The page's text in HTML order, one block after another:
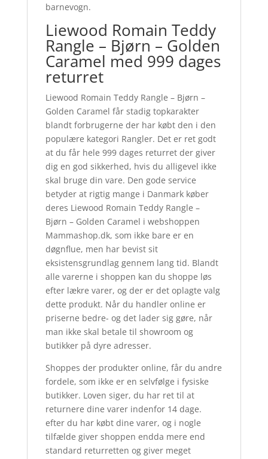
barnevogn.
Liewood Romain Teddy
Rangle – Bjørn – Golden
Caramel med 999 dages
returret
Liewood Romain Teddy Rangle – Bjørn –
Golden Caramel får stadig topkarakter
blandt forbrugerne der har købt den i den
populære kategori Rangler. Det er ret godt
at du får hele 999 dages returret der giver
dig en god sikkerhed, hvis du alligevel ikke
skal bruge din vare. Den gode service
betyder at rigtig mange i Danmark køber
deres Liewood Romain Teddy Rangle –
Bjørn – Golden Caramel i webshoppen
Mammashop.dk, som ikke bare er en
døgnflue, men har bevist sit
eksistensgrundlag gennem lang tid. Blandt
alle varerne i shoppen kan du shoppe løs
efter lækre varer, og der er det oplagte valg
dette produkt. Når du handler online er
priserne bedre- og det lader sig gøre, når
man ikke skal betale til showroom og
butikker på dyre adresser.
Shoppes der produkter online, får du andre
fordele, som ikke er en selvfølge i fysiske
butikker. Loven siger, du har ret til at
returnere dine varer indenfor 14 dage.
efter du har købt dine varer, og i nogle
tilfælde giver shoppen endda mere end
standard returretten og giver meget